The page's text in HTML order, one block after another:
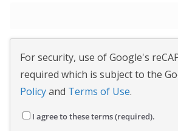
For security, use of Google's
required which is subject to the
Policyand Terms of Use.
I agree to these terms (required).